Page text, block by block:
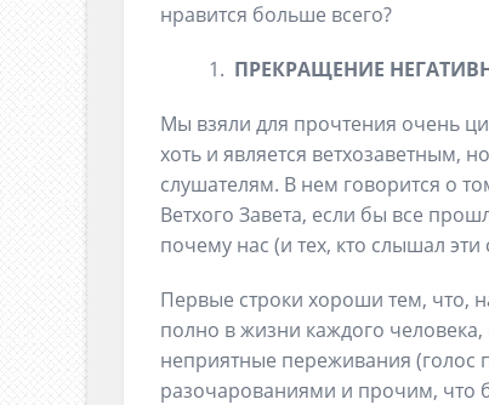
нравится больше всего?
ПРЕКРАЩЕНИЕ
Мы взяли для прочтения очень
хоть и является ветхозаветным,
слушателям. В нем говорится о
Ветхого Завета, если бы все
почему нас (и тех, кто слышал
Первые строки хороши тем, что,
полно в жизни каждого человека,
неприятные переживания (голос
разочарованиями и прочим, что